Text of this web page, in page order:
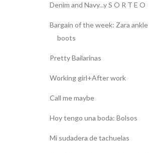
Denim and Navy...y S O R T E O
Bargain of the week: Zara ankle
boots
Pretty Bailarinas
Working girl+After work
Call me maybe
Hoy tengo una boda: Bolsos
Mi sudadera de tachuelas